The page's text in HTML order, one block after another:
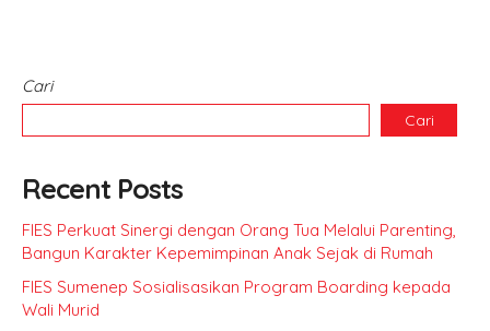
Cari
Cari
Recent Posts
FIES Perkuat Sinergi dengan Orang Tua Melalui Parenting,
Bangun Karakter Kepemimpinan Anak Sejak di Rumah
FIES Sumenep Sosialisasikan Program Boarding kepada
Wali Murid